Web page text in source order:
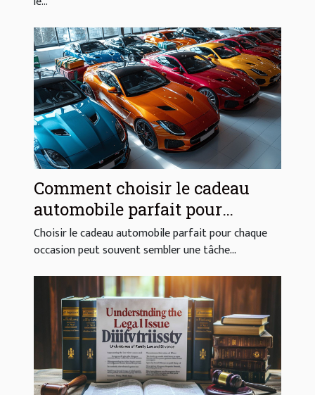
Comment choisir le cadeau
automobile parfait pour
chaque occasion
Choisir le cadeau automobile parfait pour chaque
occasion peut souvent sembler une tâche...